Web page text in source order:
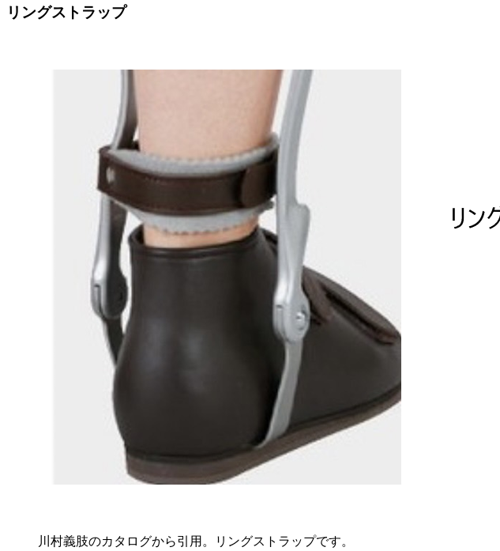
リングストラップ
川村義肢のカタログから引用。リングストラップです。